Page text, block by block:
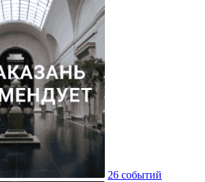
26 событий